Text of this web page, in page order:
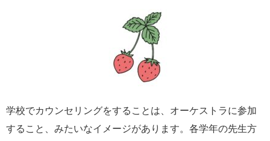
学校でカウンセリングをすることは、オーケストラに参加
すること、みたいなイメージがあります。各学年の先生方